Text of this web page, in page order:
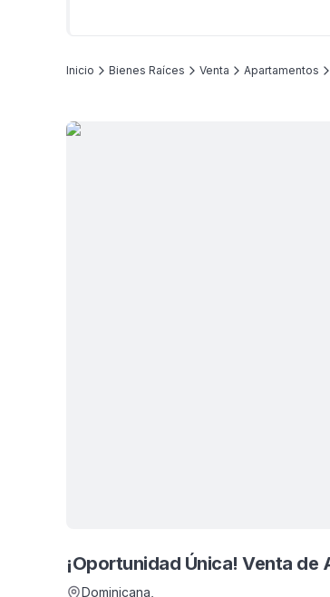
Inicio Bienes Raíces Venta Apartamentos
¡Oportunidad Única! Venta
Dominicana